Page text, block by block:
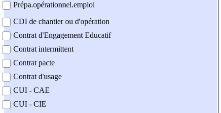
Prépa.opérationnel.emploi
CDI de chantier ou d'opération
Contrat d'Engagement Educatif
Contrat intermittent
Contrat pacte
Contrat d'usage
CUI - CAE
CUI - CIE